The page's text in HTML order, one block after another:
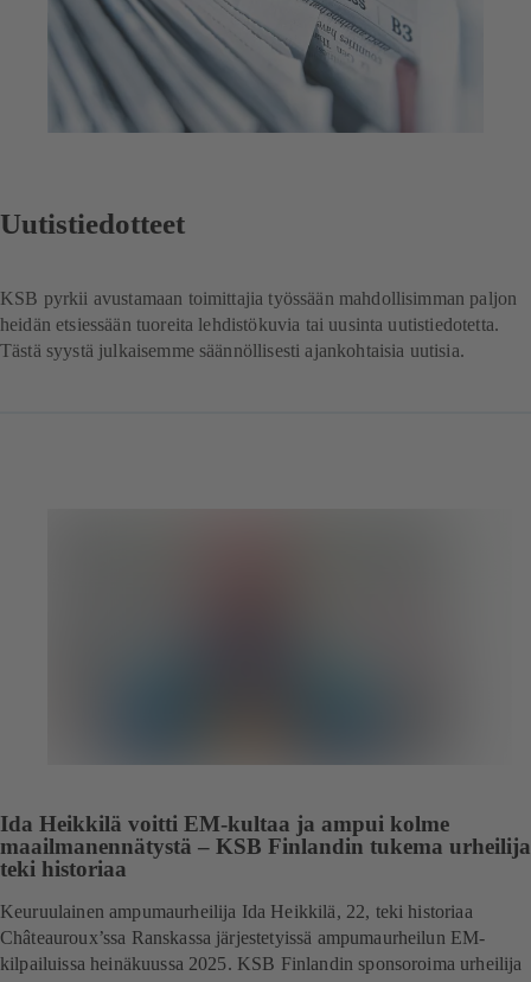
Uutistiedotteet
KSB pyrkii avustamaan toimittajia työssään mahdollisimman paljon
heidän etsiessään tuoreita lehdistökuvia tai uusinta uutistiedotetta.
Tästä syystä julkaisemme säännöllisesti ajankohtaisia uutisia.
Ida Heikkilä voitti EM-kultaa ja ampui kolme
maailmanennätystä – KSB Finlandin tukema urheilija
teki historiaa
Keuruulainen ampumaurheilija Ida Heikkilä, 22, teki historiaa
Châteauroux’ssa Ranskassa järjestetyissä ampumaurheilun EM-
kilpailuissa heinäkuussa 2025. KSB Finlandin sponsoroima urheilija